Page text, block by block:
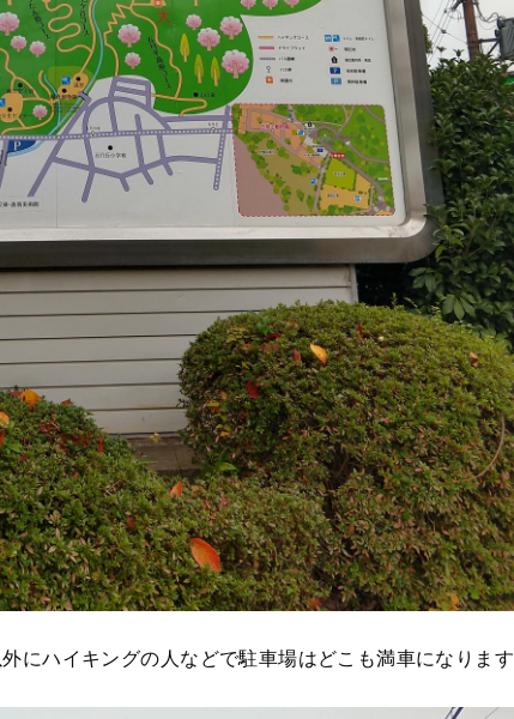
にハイキングの人などで駐車場はどこも満車になります